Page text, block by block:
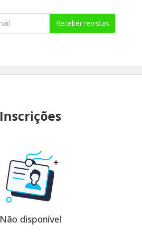
Receber revistas
Inscrições
Não disponível